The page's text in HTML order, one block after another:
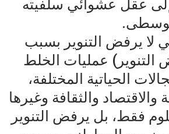
عقل عشوائي سلفيته
لا يرفض التنوير بسبب
عمليات الخلط
الحياتية المختلفة،
والاقتصاد والثقافة وغيرها
فقط، بل يرفض التنوير